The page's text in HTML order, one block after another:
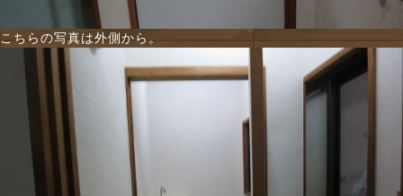
こちらの写真は外側から。